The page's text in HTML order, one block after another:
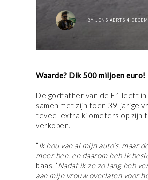
BY JENS AERTS 4
Waarde? Dik 500 miljoen euro!
De godfather van de F1 leeft
samen met zijn toen 39-jarige
teveel extra kilometers op zijn
verkopen.
“Ik hou van al mijn auto’s, maar
meer ben, en daarom heb ik
baas. ‘Nadat ik ze zo lang heb
aan mijn vrouw overlaten voor